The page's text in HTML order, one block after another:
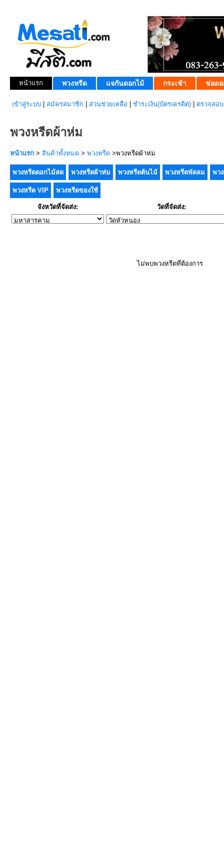
หน้าแรก พวงหรีด แจกันดอกไม้ กระเช้า ช่อดอ
เข้าสู่ระบบ สมัครสมาชิก ส่วนช่วยเหลือ ชำระเงิน(บัตรเครดิต) ตรวจสอ
พวงหรีดผ้าห่ม
หน้าแรก > สินค้าทั้งหมด > พวงหรีด >พวงหรีดผ้าห่ม
พวงหรีดดอกไม้สด พวงหรีดผ้าห่ม พวงหรีดต้นไม้ พวงหรีดพัดลม พว
พวงหรีด VIP พวงหรีดของใช้
จังหวัดที่จัดส่ง: วัดที่จัดส่ง:
ไม่พบพวงหรีดที่ต้องการ